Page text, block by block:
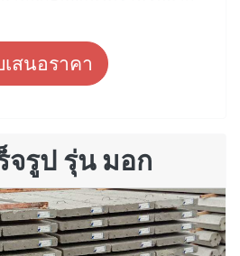
สนอราคา
จรูป รุ่น มอก